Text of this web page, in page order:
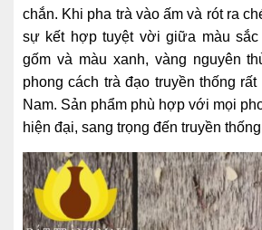
chắn. Khi pha trà vào ấm và rót ra
sự kết hợp tuyệt vời giữa màu
gốm và màu xanh, vàng nguyên
phong cách trà đạo truyền thống
Nam. Sản phẩm phù hợp với mọi
hiện đại, sang trọng đến truyền